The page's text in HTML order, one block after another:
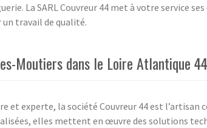
La SARL Couvreur 44 met à votre service
travail de qualité.
Moutiers dans le Loire Atlantique
et experte, la société Couvreur 44 est l’artisan
elles mettent en œuvre des solutions